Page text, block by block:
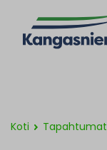
Koti Tapahtumat